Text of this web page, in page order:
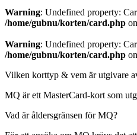
Warning: Undefined property:
/home/gubnu/korten/card.php
Warning: Undefined property:
/home/gubnu/korten/card.php
Vilken korttyp & vem är utgivare
MQ är ett MasterCard-kort som
Vad är åldersgränsen för MQ?